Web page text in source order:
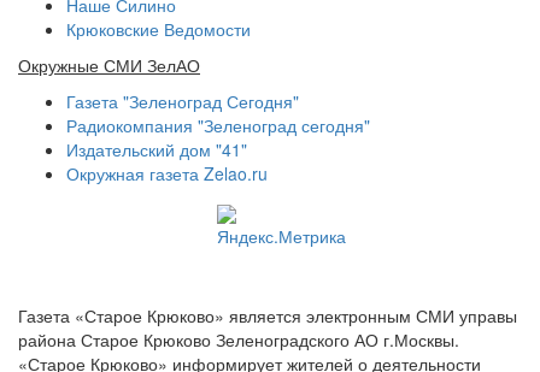
Наше Силино
Крюковские Ведомости
Окружные СМИ ЗелАО
Газета "Зеленоград Сегодня"
Радиокомпания "Зеленоград сегодня"
Издательский дом "41"
Окружная газета Zelao.ru
Газета «Старое Крюково» является электронным СМИ управы
района Старое Крюково Зеленоградского АО г.Москвы.
«Старое Крюково» информирует жителей о деятельности